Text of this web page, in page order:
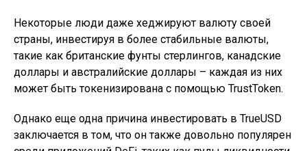
Некоторые люди даже хеджируют валюту своей
страны, инвестируя в более стабильные валюты,
такие как британские фунты стерлингов, канадские
доллары и австралийские доллары – каждая из них
может быть токенизирована с помощью TrustToken.
Однако еще одна причина инвестировать в TrueUSD
заключается в том, что он также довольно популярен